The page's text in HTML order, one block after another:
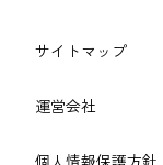
サイトマップ
運営会社
個人情報保護方針